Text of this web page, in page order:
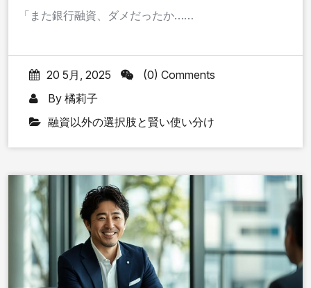
「また銀行融資、ダメだったか……
20 5月, 2025
(0) Comments
By 橘莉子
融資以外の選択肢と賢い使い分け